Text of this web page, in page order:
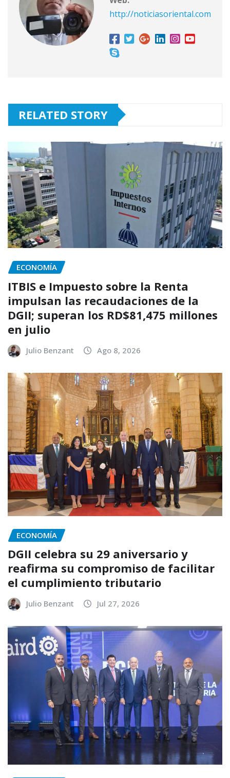
http://noticiasoriental.com
RELATED STORY
ECONOMÍA
ITBIS e Impuesto sobre la Renta
impulsan las recaudaciones de la
DGII; superan los RD$81,475 millones
en julio
Julio Benzant Ago 8, 2026
ECONOMÍA
DGII celebra su 29 aniversario y
reafirma su compromiso de facilitar
el cumplimiento tributario
Julio Benzant Jul 27, 2026